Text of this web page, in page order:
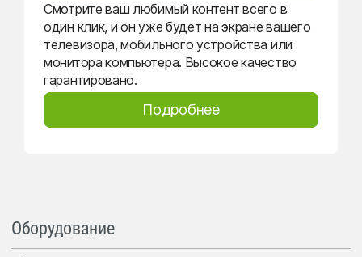
Смотрите ваш любимый контент всего в
один клик, и он уже будет на экране вашего
телевизора, мобильного устройства или
монитора компьютера. Высокое качество
гарантировано.
Подробнее
Оборудование